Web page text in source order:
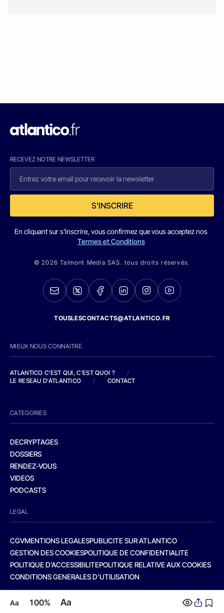
Aa 100% Aa
RECEVEZ NOTRE NEWSLETTER
S'INSCRIRE
En cliquant sur s'inscrire, vous confirmez que vous acceptez nos
Termes et Conditions
© 2026 Talmont Media SAS. tous droits réservés.
TOUSLESCONTACTS@ATLANTICO.FR
MIEUX NOUS CONNAITRE
ATLANTICO C'EST QUI, C'EST QUOI ?
/
LE RESEAU D'ATLANTICO
/ CONTACT
CATEGORIES
DECRYPTAGES
DOSSIERS
RENDEZ-VOUS
VIDEOS
PODCASTS
LEGAL
CGVMENTIONS LEGALESPUBLICITE SUR ATLANTICO
GESTION DES COOKIESPOLITIQUE DE CONFIDENTIALITE
POLITIQUE D’ACCESSIBILITEPOLITIQUE RELATIVE AUX COOKIES
CONDITIONS GENERALES D’UTILISATION